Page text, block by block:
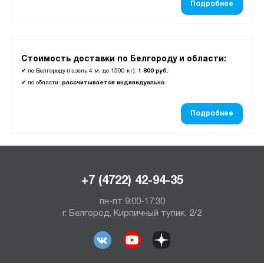
Подробнее
Стоимость доставки по Белгороду и области:
✔ по Белгороду (газель 4 м, до 1500 кг): 1 800 руб.
✔ по области: рассчитывается индивидуально
Подробнее
+7 (4722) 42-94-35
пн-пт 9:00-17:30
г. Белгород, Кирпичный тупик, 2/2